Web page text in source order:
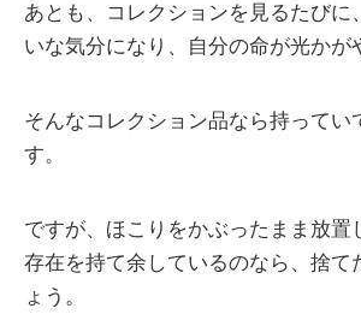
あとも、コレクションを見るたびに
いな気分になり、自分の命が光かが
そんなコレクション品なら持ってい
す。
ですが、ほこりをかぶったまま放置
存在を持て余しているのなら、捨て
ょう。